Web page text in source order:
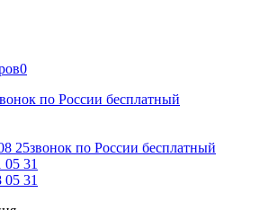
0
по России бесплатный
25звонок по России бесплатный
05 31
05 31